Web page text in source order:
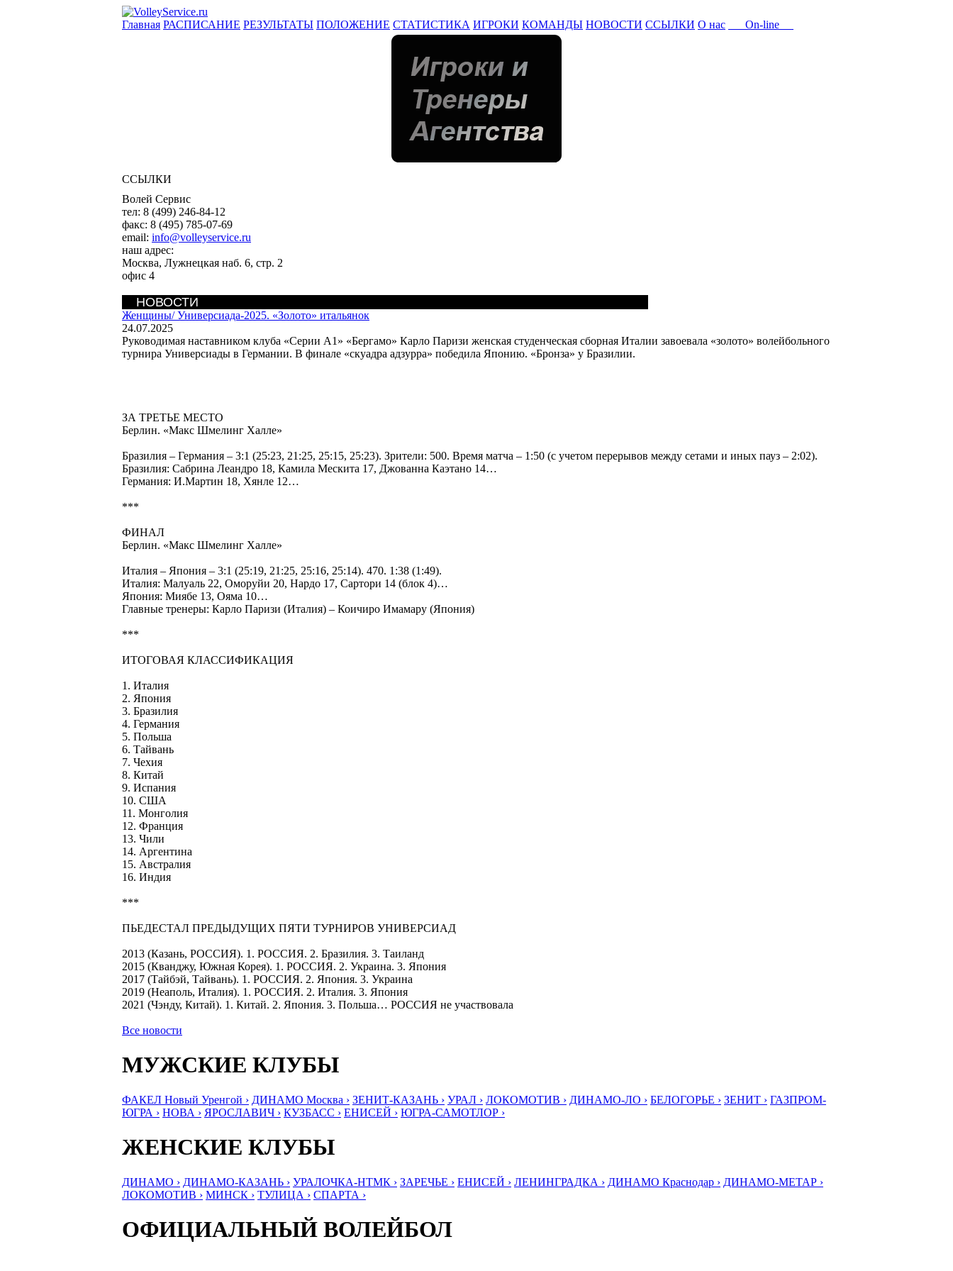
Главная РАСПИСАНИЕ РЕЗУЛЬТАТЫ ПОЛОЖЕНИЕ СТАТИСТИКА ИГРОКИ КОМАНДЫ НОВОСТИ ССЫЛКИ О нас On-line
ССЫЛКИ
Волей Сервис
тел: 8 (499) 246-84-12
факс: 8 (495) 785-07-69
email: info@volleyservice.ru
наш адрес:
Москва, Лужнецкая наб. 6, стр. 2
офис 4
НОВОСТИ
Женщины/Универсиада-2025. «Золото» итальянок
24.07.2025
Руководимая наставником клуба «Серии А1» «Бергамо» Карло Паризи женская студенческая сборная Италии завоевала «золото» волейбольного
турнира Универсиады в Германии. В финале «скуадра адзурра» победила Японию. «Бронза» у Бразилии.
ЗА ТРЕТЬЕ МЕСТО
Берлин. «Макс Шмелинг Халле»
Бразилия – Германия – 3:1 (25:23, 21:25, 25:15, 25:23). Зрители: 500. Время матча – 1:50 (с учетом перерывов между сетами и иных пауз – 2:02).
Бразилия: Сабрина Леандро 18, Камила Мескита 17, Джованна Каэтано 14…
Германия: И.Мартин 18, Хянле 12…
***
ФИНАЛ
Берлин. «Макс Шмелинг Халле»
Италия – Япония – 3:1 (25:19, 21:25, 25:16, 25:14). 470. 1:38 (1:49).
Италия: Малуаль 22, Оморуйи 20, Нардо 17, Сартори 14 (блок 4)…
Япония: Миябе 13, Ояма 10…
Главные тренеры: Карло Паризи (Италия) – Коичиро Имамару (Япония)
***
ИТОГОВАЯ КЛАССИФИКАЦИЯ
1. Италия
2. Япония
3. Бразилия
4. Германия
5. Польша
6. Тайвань
7. Чехия
8. Китай
9. Испания
10. США
11. Монголия
12. Франция
13. Чили
14. Аргентина
15. Австралия
16. Индия
***
ПЬЕДЕСТАЛ ПРЕДЫДУЩИХ ПЯТИ ТУРНИРОВ УНИВЕРСИАД
2013 (Казань, РОССИЯ). 1. РОССИЯ. 2. Бразилия. 3. Таиланд
2015 (Кванджу, Южная Корея). 1. РОССИЯ. 2. Украина. 3. Япония
2017 (Тайбэй, Тайвань). 1. РОССИЯ. 2. Япония. 3. Украина
2019 (Неаполь, Италия). 1. РОССИЯ. 2. Италия. 3. Япония
2021 (Чэнду, Китай). 1. Китай. 2. Япония. 3. Польша… РОССИЯ не участвовала
Все новости
МУЖСКИЕ КЛУБЫ
ФАКЕЛ Новый Уренгой › ДИНАМО Москва › ЗЕНИТ-КАЗАНЬ › УРАЛ › ЛОКОМОТИВ › ДИНАМО-ЛО › БЕЛОГОРЬЕ › ЗЕНИТ › ГАЗПРОМ-
ЮГРА › НОВА › ЯРОСЛАВИЧ › КУЗБАСС › ЕНИСЕЙ › ЮГРА-САМОТЛОР ›
ЖЕНСКИЕ КЛУБЫ
ДИНАМО › ДИНАМО-КАЗАНЬ › УРАЛОЧКА-НТМК › ЗАРЕЧЬЕ › ЕНИСЕЙ › ЛЕНИНГРАДКА › ДИНАМО Краснодар › ДИНАМО-МЕТАР ›
ЛОКОМОТИВ › МИНСК › ТУЛИЦА › СПАРТА ›
ОФИЦИАЛЬНЫЙ ВОЛЕЙБОЛ